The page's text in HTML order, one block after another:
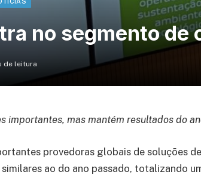
no segmento de
de leitura
importantes, mas mantém resultados do
provedoras globais de soluções
ao do ano passado, totalizando